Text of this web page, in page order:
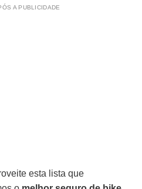
A PUBLICIDADE
esta lista que